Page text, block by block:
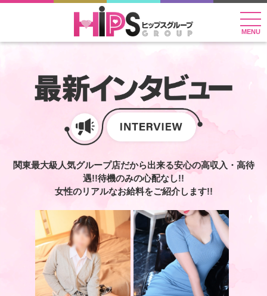
MENU
関東最大級人気グループ店だから出来る安心の高収入・高待
遇!!待機のみの心配なし!!
女性のリアルなお給料をご紹介します!!